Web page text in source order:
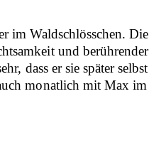
im Waldschlösschen. Die
und berührender
dass er sie später selbst
monatlich mit Max im